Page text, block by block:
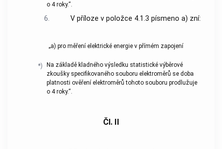
o 4 roky.“.
6. V příloze v položce 4.1.3 písmeno a) zní:
„a) pro měření elektrické energie v přímém zapojení
*)
Na základě kladného výsledku statistické výběrové
zkoušky specifikovaného souboru elektroměrů se doba
platnosti ověření elektroměrů tohoto souboru prodlužuje
o 4 roky.“.
Čl. II